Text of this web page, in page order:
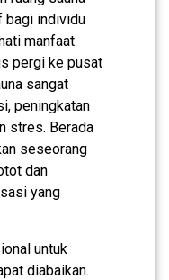
bagi individu
manfaat
pergi ke pusat
sangat
peningkatan
stres. Berada
seseorang
dan
yang
untuk
diabaikan.